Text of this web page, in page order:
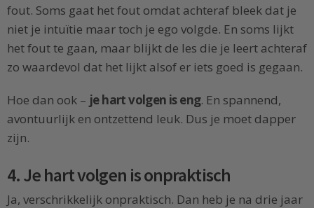
fout. Soms gaat het fout omdat achteraf bleek dat je
niet je intuïtie maar toch je ego volgde. En soms lijkt
het fout te gaan, maar blijkt de les die je leert achteraf
zo waardevol dat het lijkt alsof er iets goed is gegaan.
Hoe dan ook – je hart volgen is eng. En spannend,
avontuurlijk en ontzettend leuk. Dus je moet dapper
zijn.
4. Je hart volgen is onpraktisch
Ja, verschrikkelijk onpraktisch. Dan heb je na drie jaar